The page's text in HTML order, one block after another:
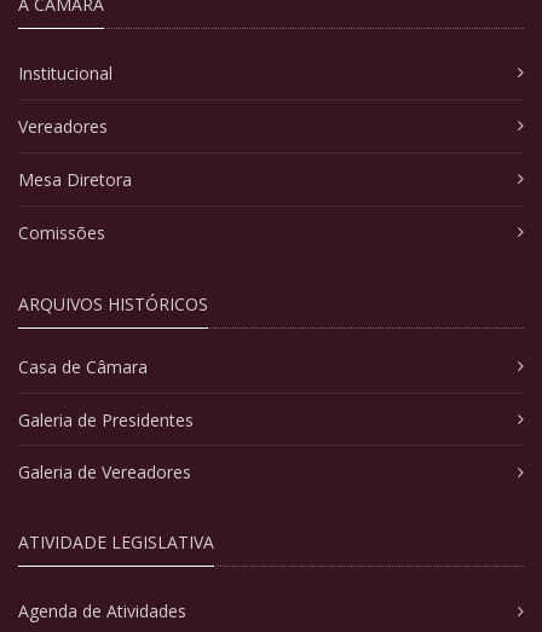
Institucional
Vereadores
Mesa Diretora
Comissões
ARQUIVOS HISTÓRICOS
Casa de Câmara
Galeria de Presidentes
Galeria de Vereadores
ATIVIDADE LEGISLATIVA
Agenda de Atividades